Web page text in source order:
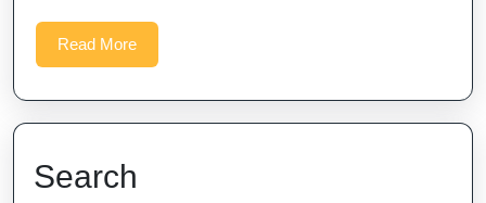
Read MoreRead
More
Search